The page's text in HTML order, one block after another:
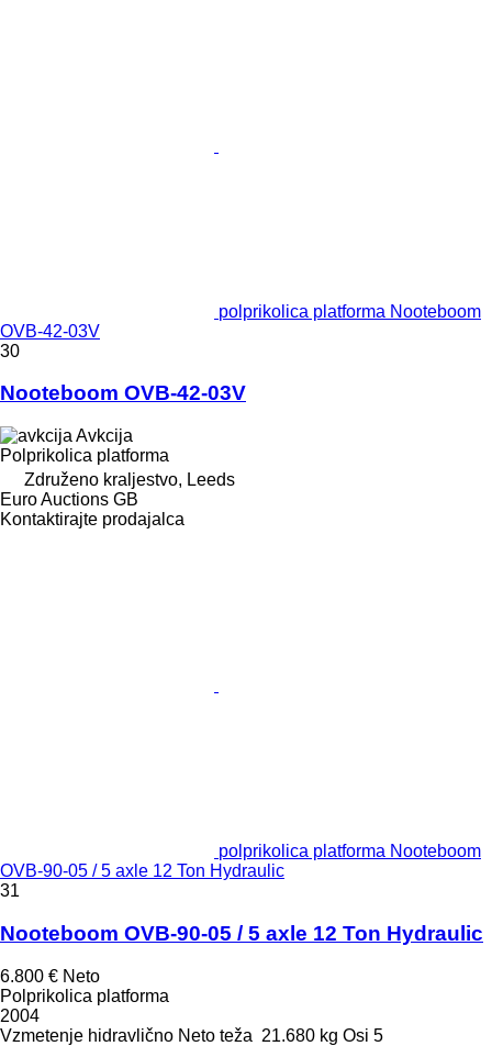
polprikolica platforma Nooteboom
OVB-42-03V
30
Nooteboom OVB-42-03V
Avkcija
Polprikolica platforma
Združeno kraljestvo, Leeds
Euro Auctions GB
Kontaktirajte prodajalca
polprikolica platforma Nooteboom
OVB-90-05 / 5 axle 12 Ton Hydraulic
31
Nooteboom OVB-90-05 / 5 axle 12 Ton Hydraulic
6.800 € Neto
Polprikolica platforma
2004
Vzmetenje hidravlično Neto teža 21.680 kg Osi 5